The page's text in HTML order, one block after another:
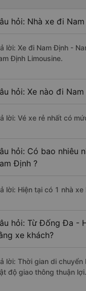
hỏi: Nhà xe đi
lời: Xe đi Nam Định -
Định Limousine.
hỏi: Xe nào đi
lời: Vé xe rẻ nhất có
hỏi: Có bao nhiêu
Định ?
lời: Hiện tại có 1 nhà
hỏi: Từ Đống Đa -
xe khách?
lời: Thời gian di
độ giao thông thuận lợi.